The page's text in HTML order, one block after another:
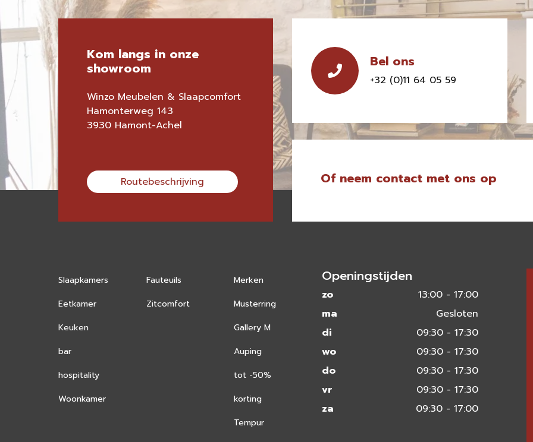
Kom langs in onze
showroom
Winzo Meubelen & Slaapcomfort
Hamonterweg 143
3930 Hamont-Achel
Routebeschrijving
Bel ons
+32 (0)11 64 05 59
Of neem contact met ons op
Slaapkamers
Eetkamer
Keuken
bar
hospitality
Woonkamer
Fauteuils
Zitcomfort
Merken
Musterring
Gallery M
Auping
tot -50%
korting
Tempur
Openingstijden
zo
13:00 - 17:00
ma
Gesloten
di
09:30 - 17:30
wo
09:30 - 17:30
do
09:30 - 17:30
vr
09:30 - 17:30
za
09:30 - 17:00